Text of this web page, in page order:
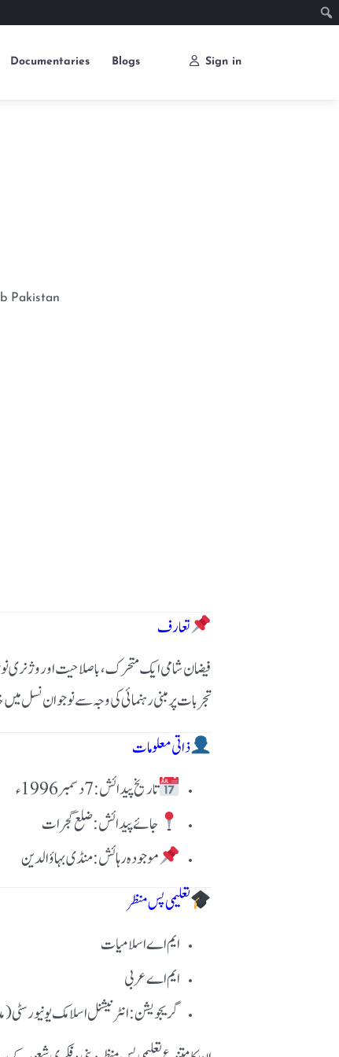
Documentaries Blogs Sign in
Pakistan
تعارف
فیضان شامی ایک متحرک، باصلاحیت اور وژنری
تجربات پر مبنی رہنمائی کی وجہ سے نوجوان نسل
ذاتی معلومات
تاریخ پیدائش: 7 دسمبر 1996ء
جائے پیدائش: ضلع گجرات
موجودہ رہائش: منڈی بہاؤالدین
تعلیمی پس منظر
ایم اے اسلامیات
ایم اے عربی
گریجویشن: انٹرنیشنل اسلامک یونیورسٹی